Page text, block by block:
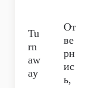
Tu
rn
aw
ay
От
ве
рн
ис
ь,